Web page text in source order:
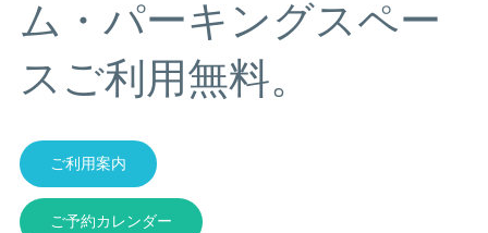
ム・パーキングスペー
スご利用無料。
ご利用案内
ご予約カレンダー